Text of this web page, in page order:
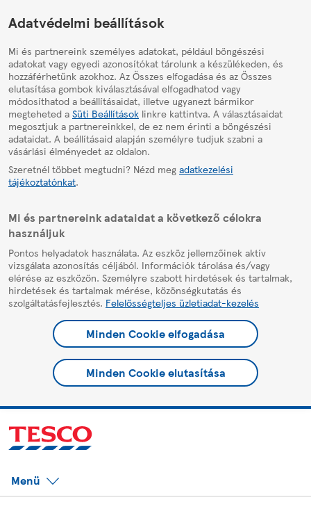
HelpPage
Adatvédelmi beállítások
Mi és partnereink személyes adatokat, például böngészési
adatokat vagy egyedi azonosítókat tárolunk a készülékeden, és
hozzáférhetünk azokhoz. Az Összes elfogadása és az Összes
elutasítása gombok kiválasztásával elfogadhatod vagy
módosíthatod a beállításaidat, illetve ugyanezt bármikor
megteheted a Süti Beállítások linkre kattintva. A választásaidat
megosztjuk a partnereinkkel, de ez nem érinti a böngészési
adataidat. A beállításaid alapján személyre tudjuk szabni a
vásárlási élményedet az oldalon.
Szeretnél többet megtudni? Nézd meg adatkezelési
tájékoztatónkat.
Mi és partnereink adataidat a következő célokra
használjuk
Pontos helyadatok használata. Az eszköz jellemzőinek aktív
vizsgálata azonosítás céljából. Információk tárolása és/vagy
elérése az eszközön. Személyre szabott hirdetések és tartalmak,
hirdetések és tartalmak mérése, közönségkutatás és
szolgáltatásfejlesztés. Felelősségteljes üzletiadat-kezelés
Minden Cookie elfogadása
Minden Cookie elutasítása
Menü